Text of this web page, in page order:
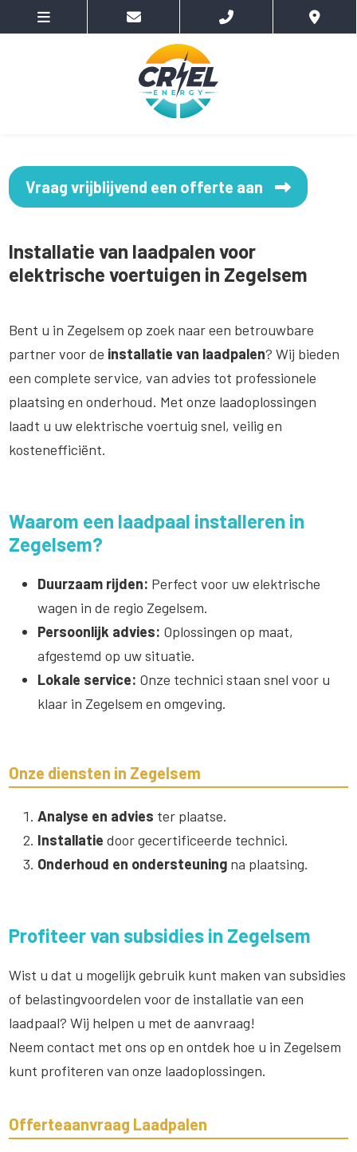
Vraag vrijblijvend een offerte aan
Installatie van laadpalen voor
elektrische voertuigen in Zegelsem
Bent u in Zegelsem op zoek naar een betrouwbare
partner voor de installatie van laadpalen? Wij bieden
een complete service, van advies tot professionele
plaatsing en onderhoud. Met onze laadoplossingen
laadt u uw elektrische voertuig snel, veilig en
kostenefficiënt.
Waarom een laadpaal installeren in
Zegelsem?
Duurzaam rijden: Perfect voor uw elektrische
wagen in de regio Zegelsem.
Persoonlijk advies: Oplossingen op maat,
afgestemd op uw situatie.
Lokale service: Onze technici staan snel voor u
klaar in Zegelsem en omgeving.
Onze diensten in Zegelsem
Analyse en advies ter plaatse.
Installatie door gecertificeerde technici.
Onderhoud en ondersteuning na plaatsing.
Profiteer van subsidies in Zegelsem
Wist u dat u mogelijk gebruik kunt maken van subsidies
of belastingvoordelen voor de installatie van een
laadpaal? Wij helpen u met de aanvraag!
Neem contact met ons op en ontdek hoe u in Zegelsem
kunt profiteren van onze laadoplossingen.
Offerteaanvraag Laadpalen